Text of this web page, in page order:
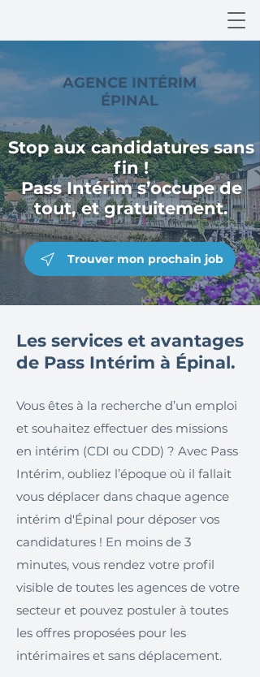
AGENCE INTÉRIM
ÉPINAL
Stop aux candidatures sans
fin !
Pass Intérim s’occupe de
tout, et gratuitement.
Trouver mon prochain job
Les services et avantages
de Pass Intérim à Épinal.
Vous êtes à la recherche d’un emploi
et souhaitez effectuer des missions
en intérim (CDI ou CDD) ? Avec Pass
Intérim, oubliez l’époque où il fallait
vous déplacer dans chaque agence
intérim d'Épinal pour déposer vos
candidatures ! En moins de 3
minutes, vous rendez votre profil
visible de toutes les agences de votre
secteur et pouvez postuler à toutes
les offres proposées pour les
intérimaires et sans déplacement.